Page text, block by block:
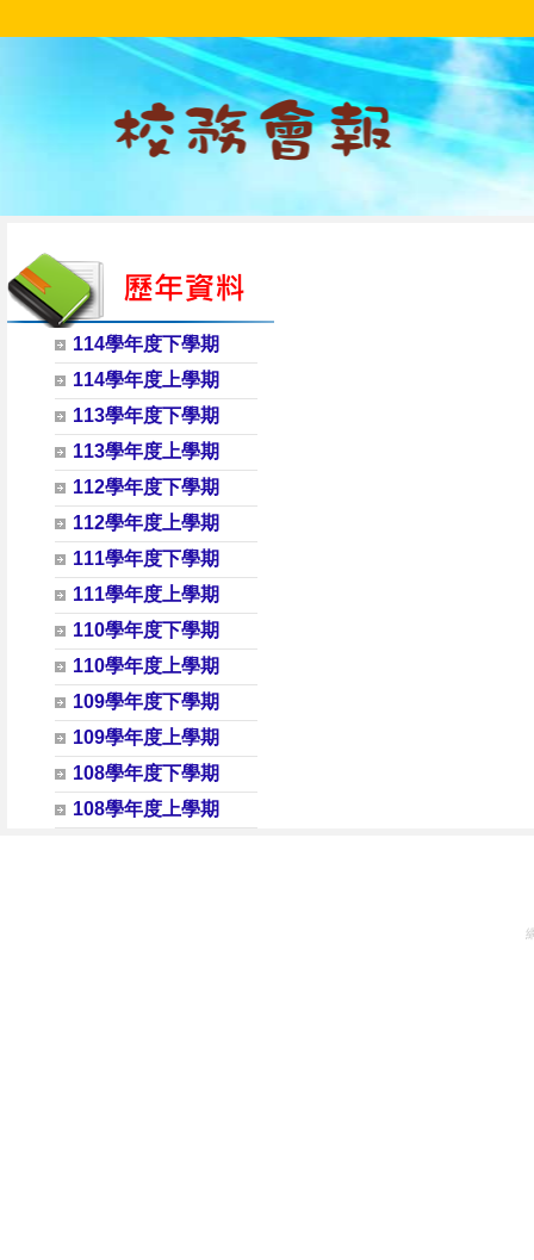
114學年度下學期
114學年度上學期
113學年度下學期
113學年度上學期
112學年度下學期
112學年度上學期
111學年度下學期
111學年度上學期
110學年度下學期
110學年度上學期
109學年度下學期
109學年度上學期
108學年度下學期
108學年度上學期